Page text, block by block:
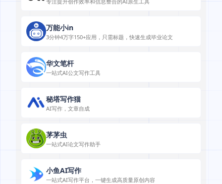
万能小in
3分钟4万字150+应用，只需标题，快速生成毕业论文
华文笔杆
一站式AI公文写作工具
秘塔写作猫
AI写作，文章自成
茅茅虫
一站式AI论文写作助手
小鱼AI写作
一站式AI写作平台，一键生成高质量原创内容